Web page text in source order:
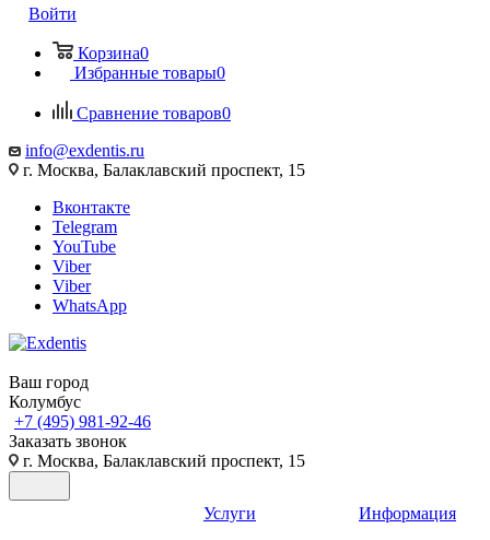
Войти
Корзина0
Избранные товары0
Сравнение товаров0
info@exdentis.ru
г. Москва, Балаклавский проспект, 15
Вконтакте
Telegram
YouTube
Viber
Viber
WhatsApp
Ваш город
Колумбус
+7 (495) 981-92-46
Заказать звонок
г. Москва, Балаклавский проспект, 15
Услуги
Информация